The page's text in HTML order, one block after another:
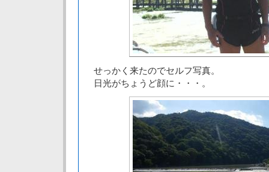
せっかく来たのでセルフ写真。
日光がちょうど顔に・・・。